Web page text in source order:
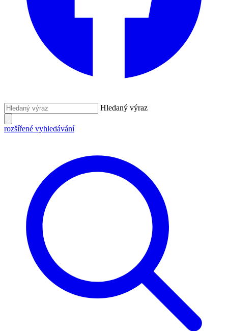
Hledaný výraz
rozšířené vyhledávání